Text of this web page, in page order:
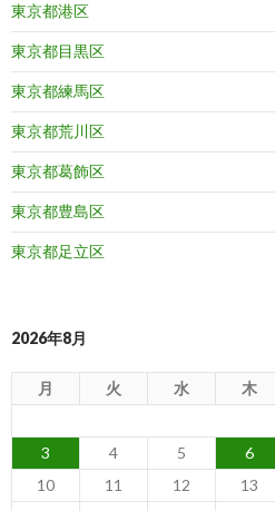
東京都港区
東京都目黒区
東京都練馬区
東京都荒川区
東京都葛飾区
東京都豊島区
東京都足立区
2026年8月
月 火 水 木
3
4 5 6
10
11 12 13